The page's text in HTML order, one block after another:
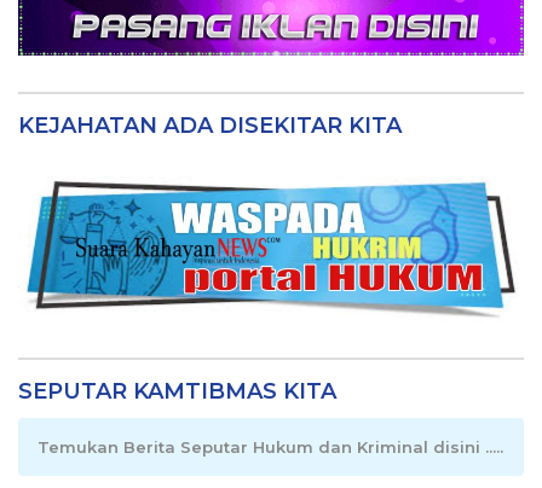
KEJAHATAN ADA DISEKITAR KITA
SEPUTAR KAMTIBMAS KITA
Temukan Berita Seputar Hukum dan Kriminal disini .....